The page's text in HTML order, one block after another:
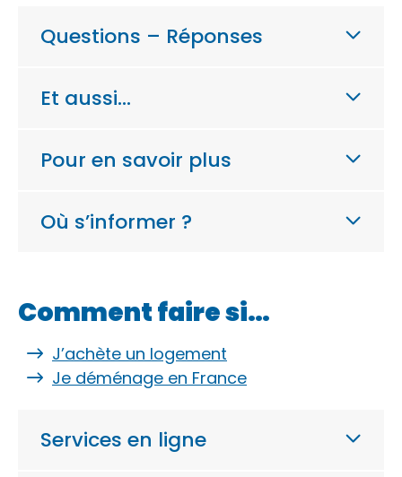
Questions – Réponses
Et aussi…
Pour en savoir plus
Où s’informer ?
Comment faire si…
J’achète un logement
Je déménage en France
Services en ligne